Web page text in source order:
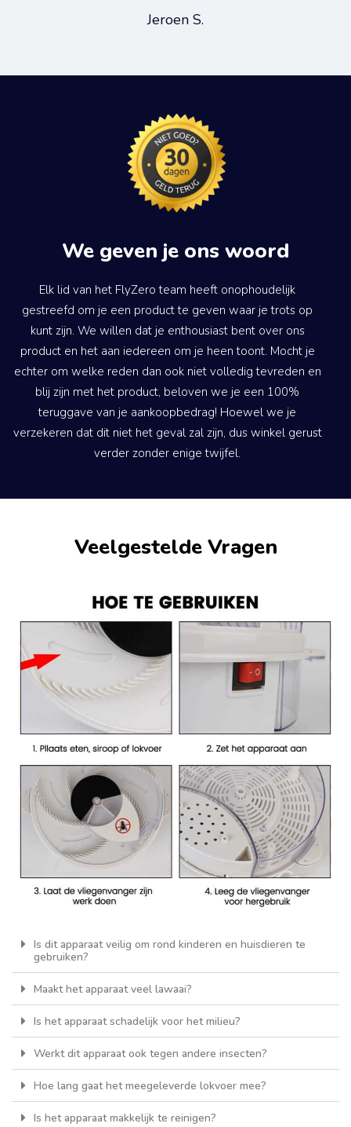
Jeroen S.
We geven je ons woord
Elk lid van het FlyZero team heeft onophoudelijk
gestreefd om je een product te geven waar je trots op
kunt zijn. We willen dat je enthousiast bent over ons
product en het aan iedereen om je heen toont. Mocht je
echter om welke reden dan ook niet volledig tevreden en
blij zijn met het product, beloven we je een 100%
teruggave van je aankoopbedrag! Hoewel we je
verzekeren dat dit niet het geval zal zijn, dus winkel gerust
verder zonder enige twijfel.
Veelgestelde Vragen
Is dit apparaat veilig om rond kinderen en huisdieren te
gebruiken?
Maakt het apparaat veel lawaai?
Is het apparaat schadelijk voor het milieu?
Werkt dit apparaat ook tegen andere insecten?
Hoe lang gaat het meegeleverde lokvoer mee?
Is het apparaat makkelijk te reinigen?